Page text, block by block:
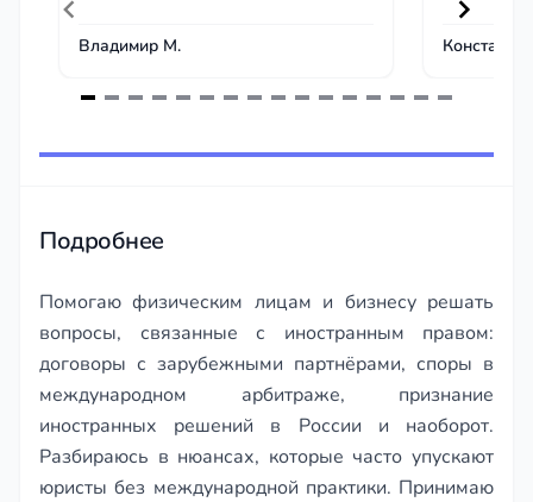
Владимир М.
1
Подробнее
Помогаю физическим лицам и бизнесу решать
вопросы, связанные с иностранным правом:
договоры с зарубежными партнёрами, споры в
международном арбитраже, признание
иностранных решений в России и наоборот.
Разбираюсь в нюансах, которые часто упускают
юристы без международной практики. Принимаю